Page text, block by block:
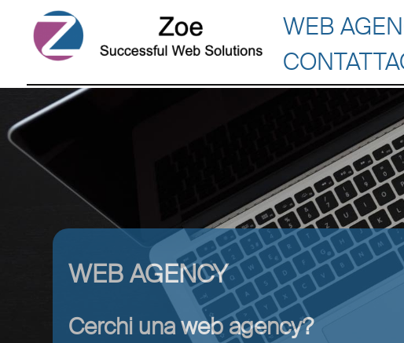
WEB
WEB AGENCY
Cerchi una web agency?